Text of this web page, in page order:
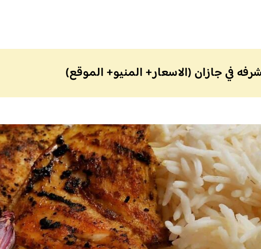
في جازان (الاسعار+ المنيو+ الموقع)